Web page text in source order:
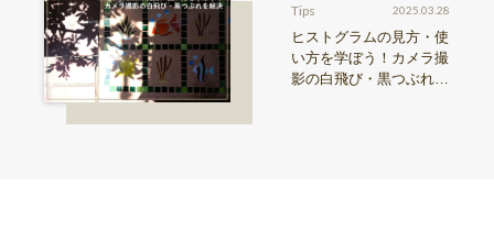
Tips 2025.03.28
ヒストグラムの見方・使
い方を学ぼう！カメラ撮
影の白飛び・黒つぶれを